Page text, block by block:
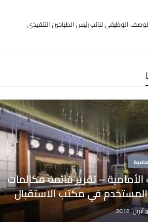
الوظيفي لنائب رئيس الطباخين التنفيذي
الأمامية – تقرير قائمة مكالمات
المستخدم في مكتب الاستقبال